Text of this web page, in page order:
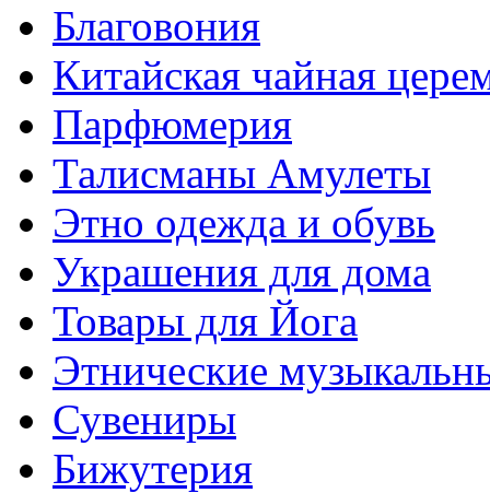
Благовония
Китайская чайная
Парфюмерия
Талисманы Амулеты
Этно одежда и обувь
Украшения для дома
Товары для Йога
Этнические
Сувениры
Бижутерия